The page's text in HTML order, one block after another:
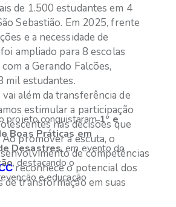
de 1.500 estudantes em 4
Sebastião. Em 2025, frente
e a necessidade de
ampliado para 8 escolas
a Gerando Falcões,
mil estudantes.
além da transferência de
estimular a participação
nas decisões que
Ao promover a escuta, o
de competências
reconhece o potencial dos
transformação em suas
projeto conquistaram1º e
Boas Práticas em
Desastres, em evento do
, destacando o
e educação